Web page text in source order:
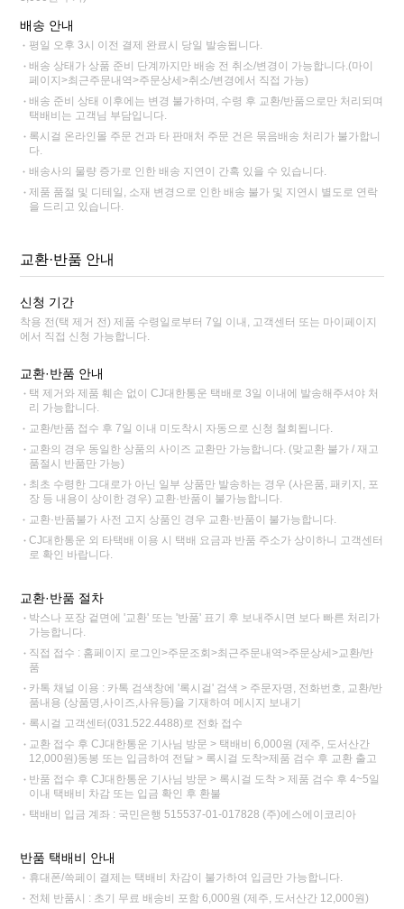
배송 안내
평일 오후 3시 이전 결제 완료시 당일 발송됩니다.
배송 상태가 상품 준비 단계까지만 배송 전 취소/변경이 가능합니다.(마이
페이지>최근주문내역>주문상세>취소/변경에서 직접 가능)
배송 준비 상태 이후에는 변경 불가하며, 수령 후 교환/반품으로만 처리되며
택배비는 고객님 부담입니다.
록시걸 온라인몰 주문 건과 타 판매처 주문 건은 묶음배송 처리가 불가합니
다.
배송사의 물량 증가로 인한 배송 지연이 간혹 있을 수 있습니다.
제품 품절 및 디테일, 소재 변경으로 인한 배송 불가 및 지연시 별도로 연락
을 드리고 있습니다.
교환·반품 안내
신청 기간
착용 전(택 제거 전) 제품 수령일로부터 7일 이내, 고객센터 또는 마이페이지
에서 직접 신청 가능합니다.
교환·반품 안내
택 제거와 제품 훼손 없이 CJ대한통운 택배로 3일 이내에 발송해주셔야 처
리 가능합니다.
교환/반품 접수 후 7일 이내 미도착시 자동으로 신청 철회됩니다.
교환의 경우 동일한 상품의 사이즈 교환만 가능합니다. (맞교환 불가 / 재고
품절시 반품만 가능)
최초 수령한 그대로가 아닌 일부 상품만 발송하는 경우 (사은품, 패키지, 포
장 등 내용이 상이한 경우) 교환·반품이 불가능합니다.
교환·반품불가 사전 고지 상품인 경우 교환·반품이 불가능합니다.
CJ대한통운 외 타택배 이용 시 택배 요금과 반품 주소가 상이하니 고객센터
로 확인 바랍니다.
교환·반품 절차
박스나 포장 겉면에 '교환' 또는 '반품' 표기 후 보내주시면 보다 빠른 처리가
가능합니다.
직접 접수 : 홈페이지 로그인>주문조회>최근주문내역>주문상세>교환/반
품
카톡 채널 이용 : 카톡 검색창에 '록시걸' 검색 > 주문자명, 전화번호, 교환/반
품내용 (상품명,사이즈,사유등)을 기재하여 메시지 보내기
록시걸 고객센터(031.522.4488)로 전화 접수
교환 접수 후 CJ대한통운 기사님 방문 > 택배비 6,000원 (제주, 도서산간
12,000원)동봉 또는 입금하여 전달 > 록시걸 도착>제품 검수 후 교환 출고
반품 접수 후 CJ대한통운 기사님 방문 > 록시걸 도착 > 제품 검수 후 4~5일
이내 택배비 차감 또는 입금 확인 후 환불
택배비 입금 계좌 : 국민은행 515537-01-017828 (주)에스에이코리아
반품 택배비 안내
휴대폰/쓱페이 결제는 택배비 차감이 불가하여 입금만 가능합니다.
전체 반품시 : 초기 무료 배송비 포함 6,000원 (제주, 도서산간 12,000원)